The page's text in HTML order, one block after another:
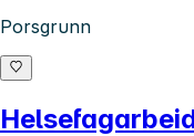
Porsgrunn